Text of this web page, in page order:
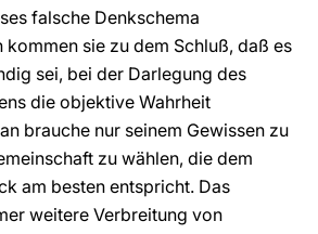
falsche Denkschema
kommen sie zu dem Schluß, daß es
sei, bei der Darlegung des
die objektive Wahrheit
brauche nur seinem Gewissen zu
zu wählen, die dem
am besten entspricht. Das
weitere Verbreitung von